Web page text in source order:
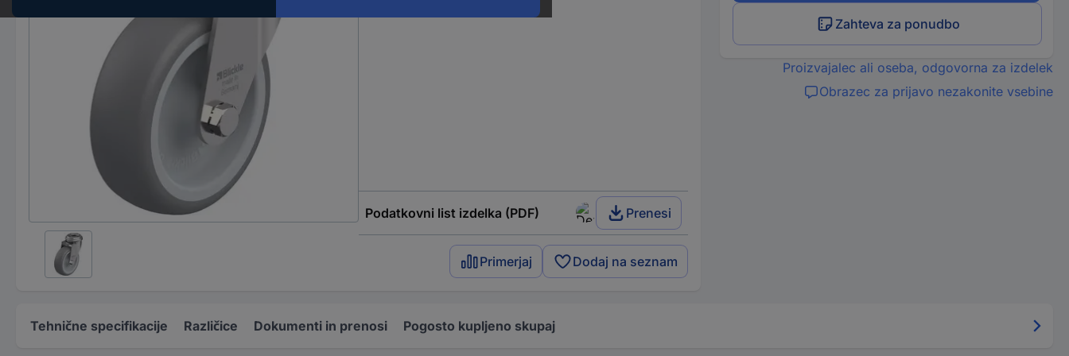
Podatkovni list izdelka (PDF) Prenesi
Primerjaj Dodaj na seznam
Zahteva za ponudbo
Proizvajalec ali oseba, odgovorna za izdelek
Obrazec za prijavo nezakonite vsebine
Tehnične specifikacije Različice Dokumenti in prenosi Pogosto kupljeno skupaj